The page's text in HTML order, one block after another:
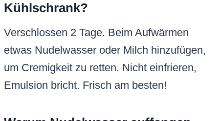
Kühlschrank?
Verschlossen 2 Tage. Beim Aufwärmen
etwas Nudelwasser oder Milch hinzufügen,
um Cremigkeit zu retten. Nicht einfrieren,
Emulsion bricht. Frisch am besten!